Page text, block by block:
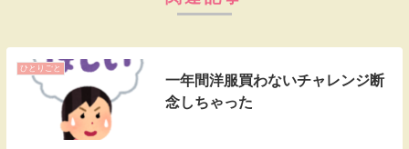
ひとりごと
一年間洋服買わないチャレンジ断
念しちゃった